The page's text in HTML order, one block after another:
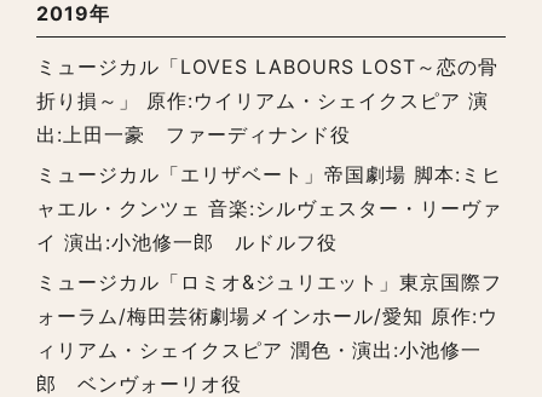
2019年
ミュージカル「LOVES LABOURS LOST～恋の骨
折り損～」 原作:ウイリアム・シェイクスピア 演
出:上田一豪 ファーディナンド役
ミュージカル「エリザベート」帝国劇場 脚本:ミヒ
ャエル・クンツェ 音楽:シルヴェスター・リーヴァ
イ 演出:小池修一郎 ルドルフ役
ミュージカル「ロミオ&ジュリエット」東京国際フ
ォーラム/梅田芸術劇場メインホール/愛知 原作:ウ
ィリアム・シェイクスピア 潤色・演出:小池修一
郎 ベンヴォーリオ役